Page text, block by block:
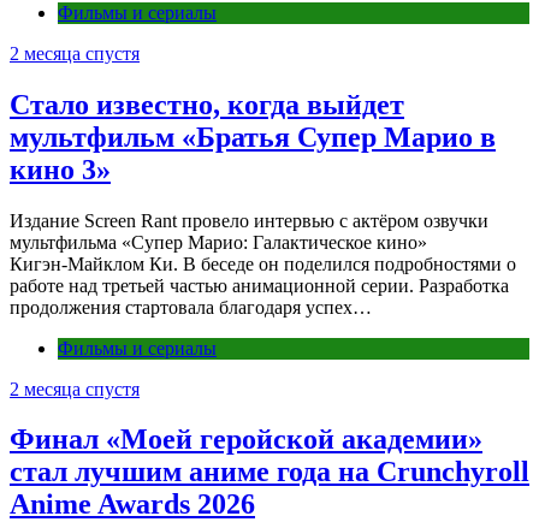
Фильмы и сериалы
2 месяца спустя
Стало известно, когда выйдет
мультфильм «Братья Супер Марио в
кино 3»
Издание Screen Rant провело интервью с актёром озвучки
мультфильма «Супер Марио: Галактическое кино»
Кигэн‑Майклом Ки. В беседе он поделился подробностями о
работе над третьей частью анимационной серии. Разработка
продолжения стартовала благодаря успех…
Фильмы и сериалы
2 месяца спустя
Финал «Моей геройской академии»
стал лучшим аниме года на Crunchyroll
Anime Awards 2026